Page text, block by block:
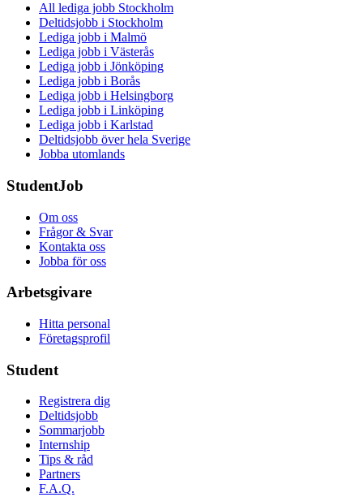
All lediga jobb Stockholm
Deltidsjobb i Stockholm
Lediga jobb i Malmö
Lediga jobb i Västerås
Lediga jobb i Jönköping
Lediga jobb i Borås
Lediga jobb i Helsingborg
Lediga jobb i Linköping
Lediga jobb i Karlstad
Deltidsjobb över hela Sverige
Jobba utomlands
StudentJob
Om oss
Frågor & Svar
Kontakta oss
Jobba för oss
Arbetsgivare
Hitta personal
Företagsprofil
Student
Registrera dig
Deltidsjobb
Sommarjobb
Internship
Tips & råd
Partners
F.A.Q.